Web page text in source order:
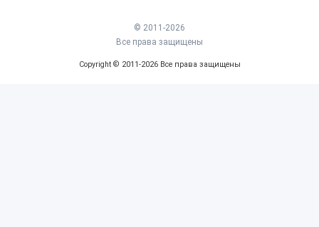
© 2011-2026
Все права защищены
Copyright © 2011-2026 Все права защищены